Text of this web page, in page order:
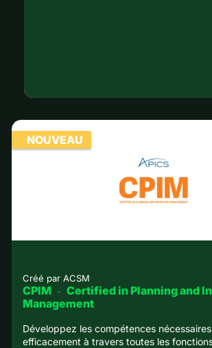
NOUVEAU
Créé par ACSM
CPIM - Certified in Planning and
Management
Développez les compétences
efficacement à travers toutes les